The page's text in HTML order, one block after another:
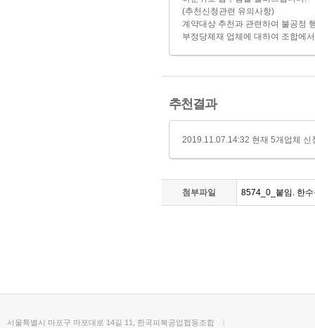
(추천신청관련 유의사항)
계약대상 추천과 관련하여 불공정
부정당제재 업체에 대하여 조합에
추천결과
2019.11.07.14:32 현재 5개업체 신
첨부파일 8574_0_붙임. 한
서울특별시 마포구 마포대로 14길 11, 한국피복공업협동조합